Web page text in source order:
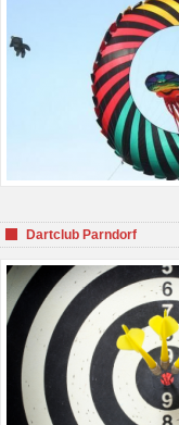
Dartclub Parndorf